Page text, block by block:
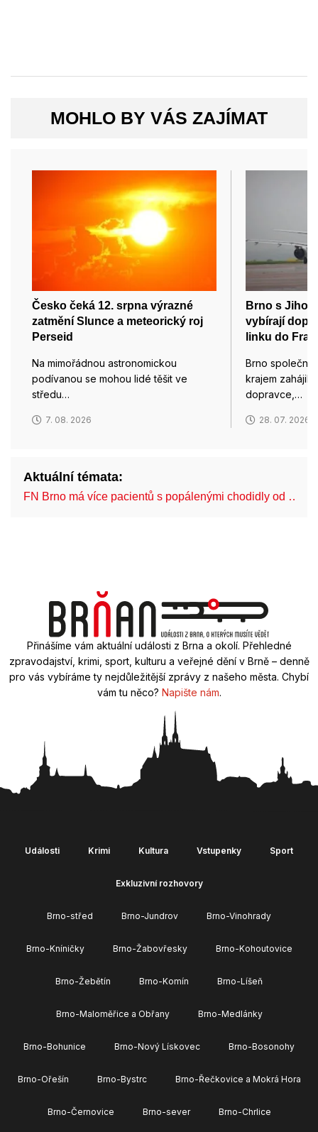
MOHLO BY VÁS ZAJÍMAT
Česko čeká 12. srpna výrazné
zatmění Slunce a meteorický roj
Perseid
Na mimořádnou astronomickou
podívanou se mohou lidé těšit ve
středu…
7. 08. 2026
Brno s
vybírají
linku do
Brno společně
krajem
dopravce,…
28. 07. 2026
Aktuální témata:
FN Brno má více pacientů s popálenými chodidly od …
Přinášíme vám aktuální události z Brna a okolí. Přehledné
zpravodajství, krimi, sport, kulturu a veřejné dění v Brně – denně
pro vás vybíráme ty nejdůležitější zprávy z našeho města. Chybí
vám tu něco? Napište nám.
Události Krimi Kultura Vstupenky Sport
Exkluzivní rozhovory
Brno-střed Brno-Jundrov Brno-Vinohrady
Brno-Kníničky Brno-Žabovřesky Brno-Kohoutovice
Brno-Žebětín Brno-Komín Brno-Líšeň
Brno-Maloměřice a Obřany Brno-Medlánky
Brno-Bohunice Brno-Nový Lískovec Brno-Bosonohy
Brno-Ořešín Brno-Bystrc Brno-Řečkovice a Mokrá Hora
Brno-Černovice Brno-sever Brno-Chrlice